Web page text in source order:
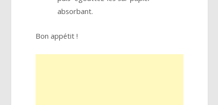
absorbant.
Bon appétit !